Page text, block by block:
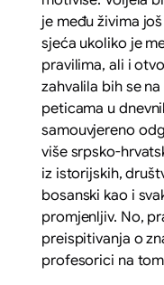
je među živima
sjeća ukoliko je
pravilima, ali i
zahvalila bih se
peticama u
samouvjereno
više srpsko-
iz istorijskih,
bosanski kao i
promjenljiv. No,
preispitivanja o
profesorici na